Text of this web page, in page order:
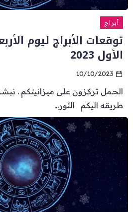
أبراج
الأول 2023
10/10/2023
الحمل تركزون على ميزانيتكم .
طريقه اليكم الثور...